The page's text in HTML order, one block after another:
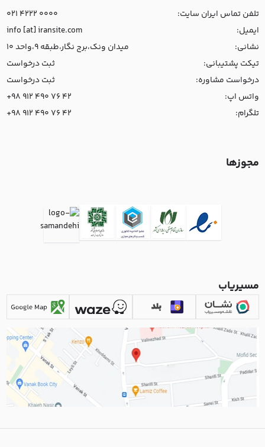
تلفن تماس ایران سایت:
021 4222 0000
ایمیل:
info [at] iransite.com
نشانی:
میدان ونک،برج نگار،طبقه 9،واحد 10
تیکت پشتیبانی:
ثبت درخواست
درخواست مشاوره:
ثبت درخواست
واتس اپ:
+98 912 490 76 42
تلگرام:
+98 912 490 76 42
مجوزها
مسیریاب